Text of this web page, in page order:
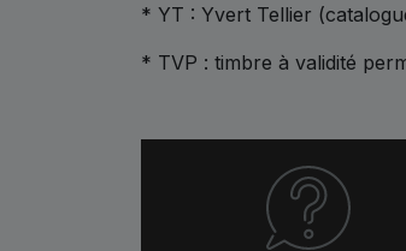
* YT : Yvert Tellier
* TVP : timbre à validité